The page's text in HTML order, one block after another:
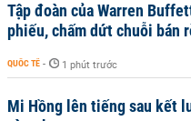
Tập đoàn của Warren
phiếu, chấm dứt chuỗi bán
QUỐC TẾ - 1 phút trước
Mi Hồng lên tiếng sau kết